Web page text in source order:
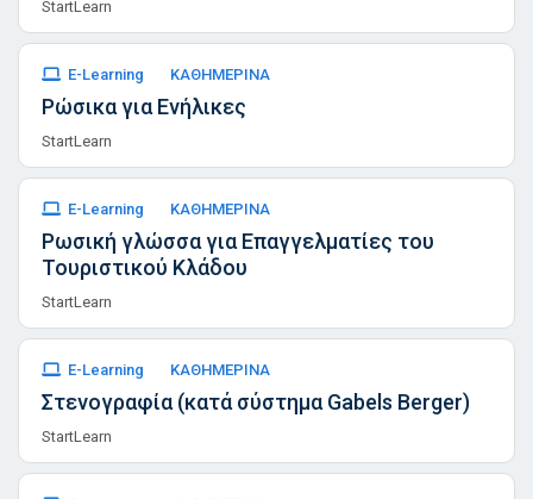
StartLearn
E-Learning ΚΑΘΗΜΕΡΙΝΑ
Ρώσικα για Ενήλικες
StartLearn
E-Learning ΚΑΘΗΜΕΡΙΝΑ
Ρωσική γλώσσα για Επαγγελματίες του
Τουριστικού Κλάδου
StartLearn
E-Learning ΚΑΘΗΜΕΡΙΝΑ
Στενογραφία (κατά σύστημα Gabels Berger)
StartLearn